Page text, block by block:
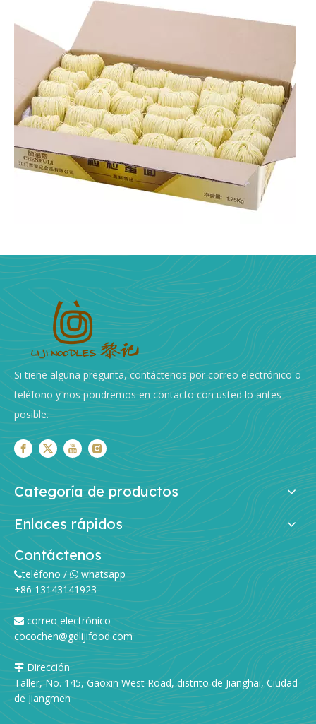
Fideos ramen: de la fábrica de fideos a su plato: la guía completa
Si alguna vez has sorbido un plato humeante de ramen
Si tiene alguna pregunta, contáctenos por correo electrónico o
teléfono y nos pondremos en contacto con usted lo antes
posible.
Categoría de productos
Enlaces rápidos
Contáctenos
teléfono /whatsapp
+86 13143141923
 correo electrónico
cocochen@gdlijifood.com
Dirección
Taller, No. 145, Gaoxin West Road, distrito de Jianghai, Ciudad
de Jiangmen